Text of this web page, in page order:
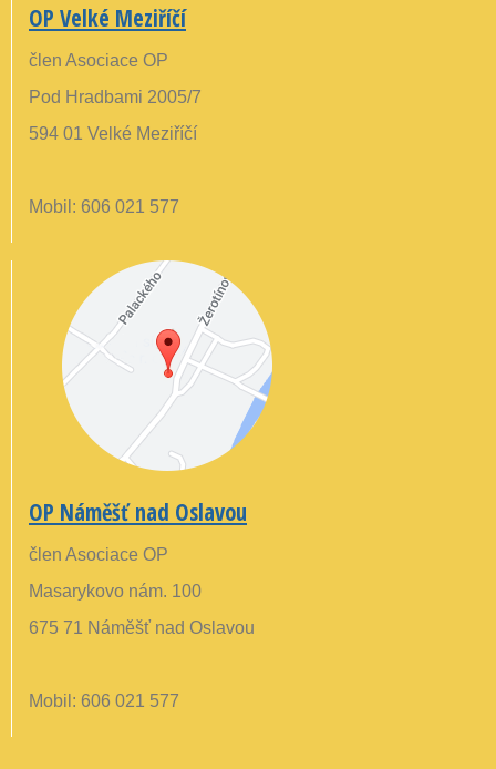
OP Velké Meziříčí
člen Asociace OP
Pod Hradbami 2005/7
594 01 Velké Meziříčí
Mobil: 606 021 577
OP Náměšť nad Oslavou
člen Asociace OP
Masarykovo nám. 100
675 71 Náměšť nad Oslavou
Mobil: 606 021 577